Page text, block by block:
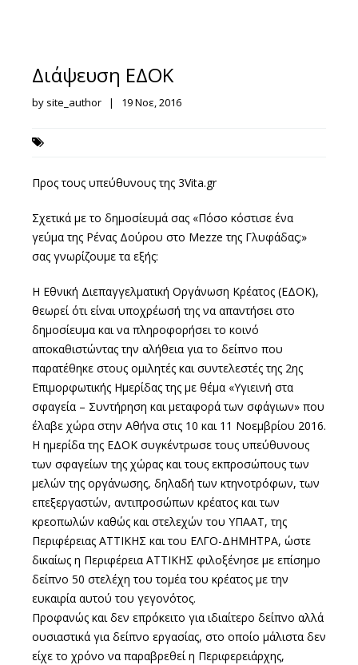
Διάψευση ΕΔΟΚ
by site_author | 19 Νοε, 2016
Προς τους υπεύθυνους της 3Vita.gr
Σχετικά με το δημοσίευμά σας «Πόσο κόστισε ένα
γεύμα της Ρένας Δούρου στο Mezze της Γλυφάδας;»
σας γνωρίζουμε τα εξής:
Η Εθνική Διεπαγγελματική Οργάνωση Κρέατος (ΕΔΟΚ),
θεωρεί ότι είναι υποχρέωσή της να απαντήσει στο
δημοσίευμα και να πληροφορήσει το κοινό
αποκαθιστώντας την αλήθεια για το δείπνο που
παρατέθηκε στους ομιλητές και συντελεστές της 2ης
Επιμορφωτικής Ημερίδας της με θέμα «Υγιεινή στα
σφαγεία – Συντήρηση και μεταφορά των σφάγιων» που
έλαβε χώρα στην Αθήνα στις 10 και 11 Νοεμβρίου 2016.
Η ημερίδα της ΕΔΟΚ συγκέντρωσε τους υπεύθυνους
των σφαγείων της χώρας και τους εκπροσώπους των
μελών της οργάνωσης, δηλαδή των κτηνοτρόφων, των
επεξεργαστών, αντιπροσώπων κρέατος και των
κρεοπωλών καθώς και στελεχών του ΥΠΑΑΤ, της
Περιφέρειας ΑΤΤΙΚΗΣ και του ΕΛΓΟ-ΔΗΜΗΤΡΑ, ώστε
δικαίως η Περιφέρεια ΑΤΤΙΚΗΣ φιλοξένησε με επίσημο
δείπνο 50 στελέχη του τομέα του κρέατος με την
ευκαιρία αυτού του γεγονότος.
Προφανώς και δεν επρόκειτο για ιδιαίτερο δείπνο αλλά
ουσιαστικά για δείπνο εργασίας, στο οποίο μάλιστα δεν
είχε το χρόνο να παραβρεθεί η Περιφερειάρχης,